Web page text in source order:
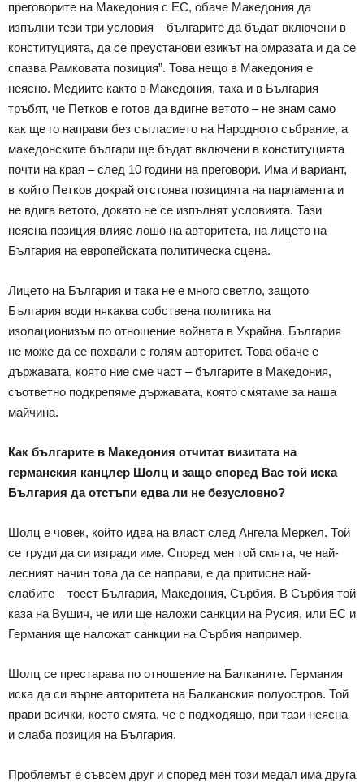
преговорите на Македония с ЕС, обаче Македония да
изпълни тези три условия – българите да бъдат включени в
конституцията, да се преустанови езикът на омразата и да се
спазва Рамковата позиция”. Това нещо в Македония е
неясно. Медиите както в Македония, така и в България
тръбят, че Петков е готов да вдигне ветото – не знам само
как ще го направи без съгласието на Народното събрание, а
македонските българи ще бъдат включени в конституцията
почти на края – след 10 години на преговори. Има и вариант,
в който Петков докрай отстоява позицията на парламента и
не вдига ветото, докато не се изпълнят условията. Тази
неясна позиция влияе лошо на авторитета, на лицето на
България на европейската политическа сцена.
Лицето на България и така не е много светло, защото
България води някаква собствена политика на
изолационизъм по отношение войната в Украйна. България
не може да се похвали с голям авторитет. Това обаче е
държавата, която ние сме част – българите в Македония,
съответно подкрепяме държавата, която смятаме за наша
майчина.
Как българите в Македония отчитат визитата на
германския канцлер Шолц и защо според Вас той иска
България да отстъпи едва ли не безусловно?
Шолц е човек, който идва на власт след Ангела Меркел. Той
се труди да си изгради име. Според мен той смята, че най-
лесният начин това да се направи, е да притисне най-
слабите – тоест България, Македония, Сърбия. В Сърбия той
каза на Вушич, че или ще наложи санкции на Русия, или ЕС и
Германия ще наложат санкции на Сърбия например.
Шолц се престарава по отношение на Балканите. Германия
иска да си върне авторитета на Балканския полуостров. Той
прави всички, което смята, че е подходящо, при тази неясна
и слаба позиция на България.
Проблемът е съвсем друг и според мен този медал има друга